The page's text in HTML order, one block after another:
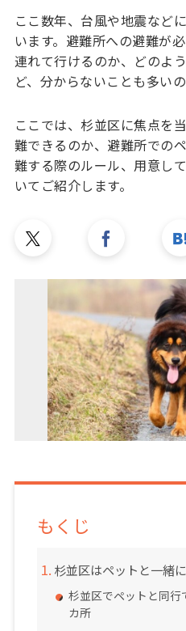
ここ数年、台風や地震など
います。避難所への避難が
連れて行けるのか、どのよ
ど、分からないことも多い
ここでは、杉並区に焦点を
難できるのか、避難所での
難する際のルール、用意し
いてご紹介します。
もくじ
杉並区はペットと一緒
杉並区でペットと同行
カ所